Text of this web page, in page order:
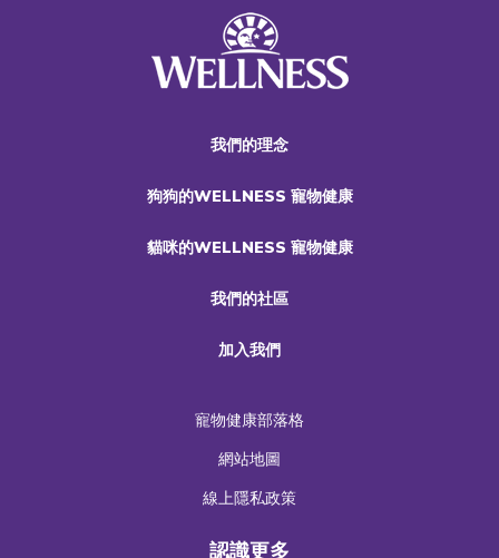
我們的理念
狗狗的WELLNESS 寵物健康
貓咪的WELLNESS 寵物健康
我們的社區
加入我們
寵物健康部落格
網站地圖
線上隱私政策
認識更多